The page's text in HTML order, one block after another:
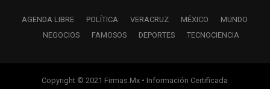
AGENDA LIBRE POLÍTICA VERACRUZ MÉXICO
MUNDO
NEGOCIOS
FAMOSOS DEPORTES TECNOCIENCIA
Copyright © 2021 Firmas.Mx • Información Certificada